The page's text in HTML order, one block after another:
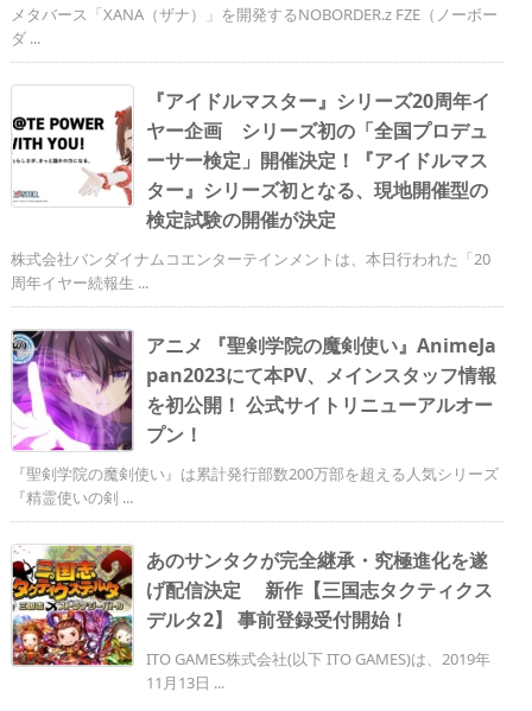
メタバース「XANA（ザナ）」を開発するNOBORDER.z FZE（ノーボー
ダ ...
『アイドルマスター』シリーズ20周年イ
ヤー企画 シリーズ初の「全国プロデュ
ーサー検定」開催決定！『アイドルマス
ター』シリーズ初となる、現地開催型の
検定試験の開催が決定
株式会社バンダイナムコエンターテインメントは、本日行われた「20
周年イヤー続報生 ...
アニメ 『聖剣学院の魔剣使い』AnimeJa
pan2023にて本PV、メインスタッフ情報
を初公開！ 公式サイトリニューアルオー
プン！
『聖剣学院の魔剣使い』は累計発行部数200万部を超える人気シリーズ
『精霊使いの剣 ...
あのサンタクが完全継承・究極進化を遂
げ配信決定 新作【三国志タクティクス
デルタ2】 事前登録受付開始！
ITO GAMES株式会社(以下 ITO GAMES)は、2019年
11月13日 ...